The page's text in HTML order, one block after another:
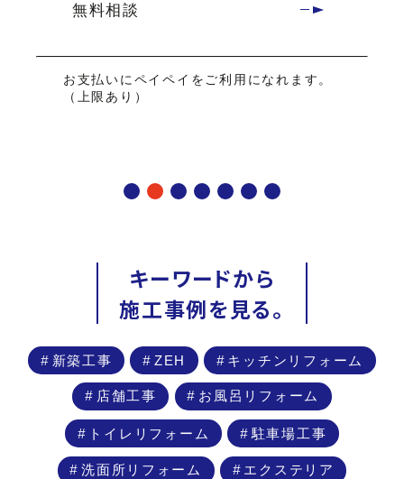
無料相談
お支払いにペイペイをご利用になれます。
（上限あり）
キーワードから
施工事例を見る。
新築工事 ZEH キッチンリフォーム
店舗工事 お風呂リフォーム
トイレリフォーム 駐車場工事
洗面所リフォーム エクステリア